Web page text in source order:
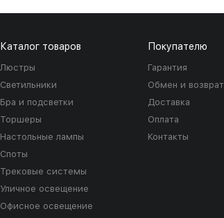
Каталог товаров
Люстры
Светильники
Бра и подсветки
Торшеры
Настольные лампы
Споты
Трековые системы
Уличное освещение
Офисное освещение
Покупателю
Гарантия
Обмен и возврат
Доставка
Оплата
Контакты